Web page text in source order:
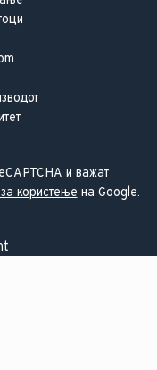
и важат
користење на Google.